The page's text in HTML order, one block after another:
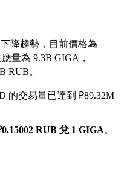
約
品衍生性商品
降趨勢，目前價格為
量為 9.3B GIGA，
RUB。
的交易量已達到 ₽89.32M
RUB 兌 1 GIGA。